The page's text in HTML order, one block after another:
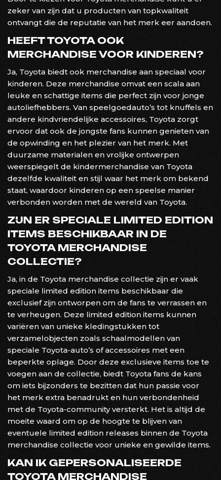
zeker van zijn dat u producten van topkwaliteit
ontvangt die de reputatie van het merk eer aandoen.
HEEFT TOYOTA OOK
MERCHANDISE VOOR KINDEREN?
Ja, Toyota biedt ook merchandise aan speciaal voor
kinderen. Deze merchandise omvat een scala aan
leuke en schattige items die perfect zijn voor jonge
autoliefhebbers. Van speelgoedauto’s tot knuffels en
andere kindvriendelijke accessoires, Toyota zorgt
ervoor dat ook de jongste fans kunnen genieten van
de opwinding en het plezier van het merk. Met
duurzame materialen en vrolijke ontwerpen
weerspiegelt de kindermerchandise van Toyota
dezelfde kwaliteit en stijl waar het merk om bekend
staat, waardoor kinderen op een speelse manier
verbonden worden met de wereld van Toyota.
ZIJN ER SPECIALE LIMITED EDITION
ITEMS BESCHIKBAAR IN DE
TOYOTA MERCHANDISE
COLLECTIE?
Ja, in de Toyota merchandise collectie zijn er vaak
speciale limited edition items beschikbaar die
exclusief zijn ontworpen om de fans te verrassen en
te verheugen. Deze limited edition items kunnen
variëren van unieke kledingstukken tot
verzamelobjecten zoals schaalmodellen van
speciale Toyota-auto’s of accessoires met een
beperkte oplage. Door deze exclusieve items toe te
voegen aan de collectie, biedt Toyota fans de kans
om iets bijzonders te bezitten dat hun passie voor
het merk extra benadrukt en hun verbondenheid
met de Toyota-community versterkt. Het is altijd de
moeite waard om op de hoogte te blijven van
eventuele limited edition releases binnen de Toyota
merchandise collectie voor unieke en gewilde items.
KAN IK GEPERSONALISEERDE
TOYOTA MERCHANDISE